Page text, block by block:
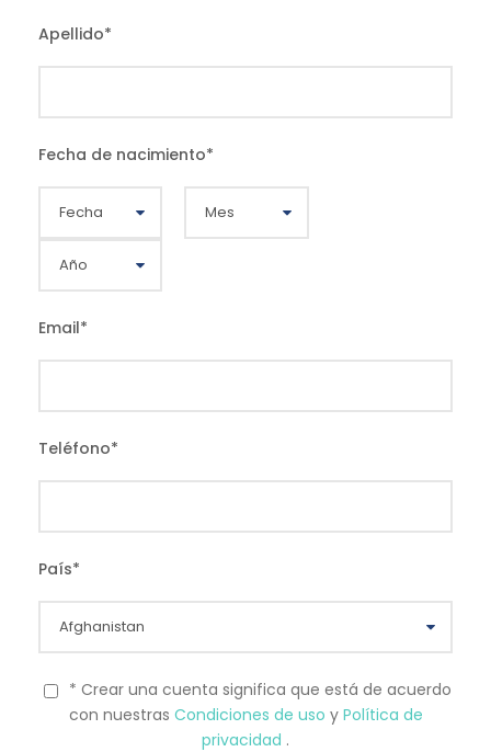
Apellido*
Fecha de nacimiento*
Email*
Teléfono*
País*
* Crear una cuenta significa que está de acuerdo
con nuestras Condiciones de uso y Política de
privacidad .